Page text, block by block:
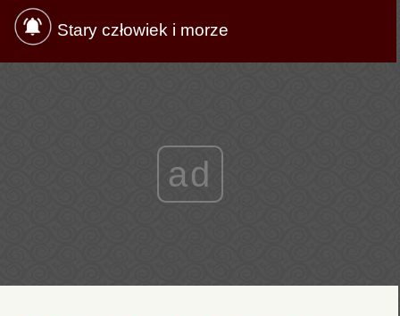
Stary człowiek i morze
ad